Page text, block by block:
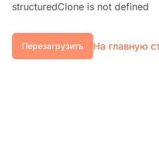
structuredClone is not defined
Перезагрузить На главную